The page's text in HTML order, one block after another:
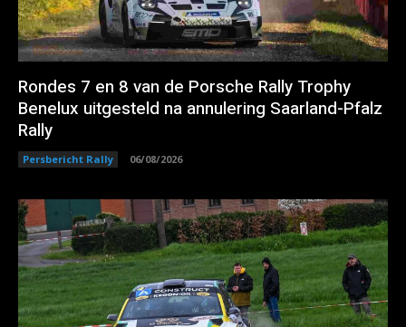
Rondes 7 en 8 van de Porsche Rally Trophy
Benelux uitgesteld na annulering Saarland-Pfalz
Rally
Persbericht Rally 06/08/2026